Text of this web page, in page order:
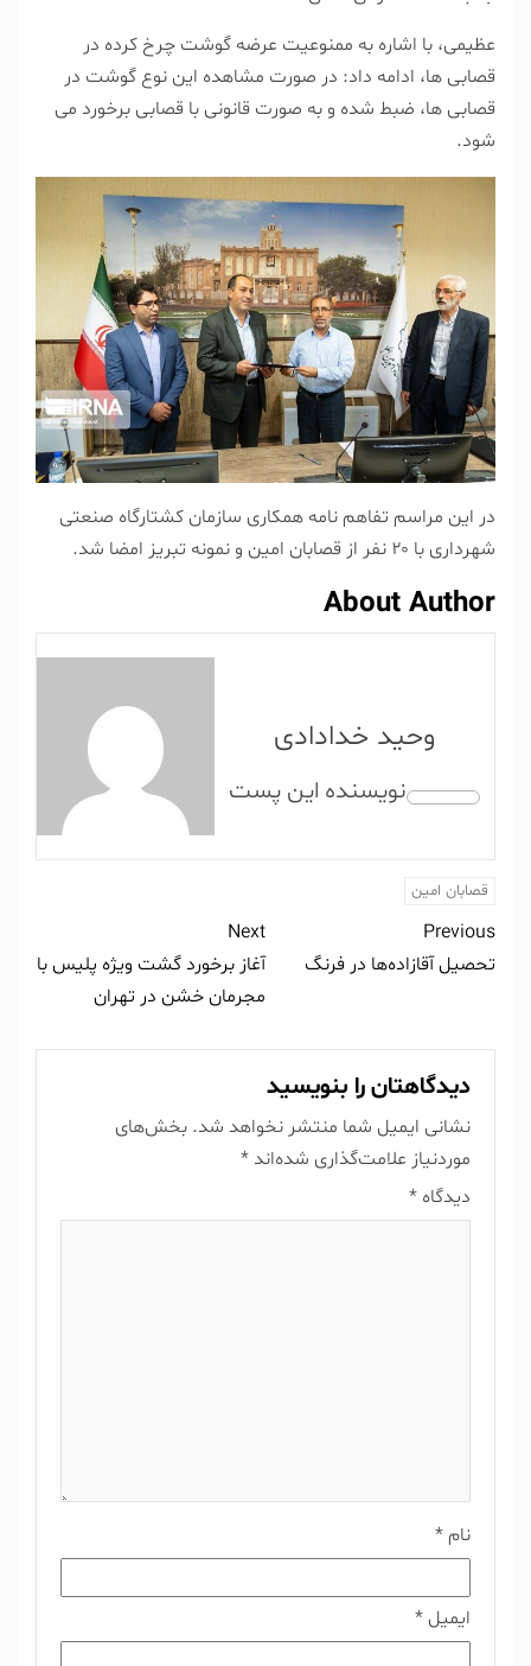
عظیمی، با اشاره به ممنوعیت عرضه گوشت چرخ کرده در
قصابی ها، ادامه داد: در صورت مشاهده این نوع گوشت در
قصابی ها، ضبط شده و به صورت قانونی با قصابی برخورد می
شود.
در این مراسم تفاهم نامه همکاری سازمان کشتارگاه صنعتی
شهرداری با ۲۰ نفر از قصابان امین و نمونه تبریز امضا شد.
About Author
وحید خدادادی
قصابان امین
Previous
تحصیل آقازاده‌ها در فرنگ
Next
آغاز برخورد گشت ویژه پلیس با
مجرمان خشن در تهران
دیدگاهتان را بنویسید
نشانی ایمیل شما منتشر نخواهد شد. بخش‌های
موردنیاز علامت‌گذاری شده‌اند *
دیدگاه *
نام *
ایمیل *